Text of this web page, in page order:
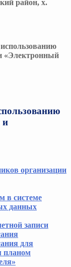
район, х.
«Электронный
и
организации
в системе
данных
записи
для
планом